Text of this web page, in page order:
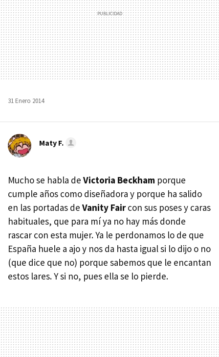
31 Enero 2014
Maty F.
Mucho se habla de Victoria Beckham porque
cumple años como diseñadora y porque ha salido
en las portadas de Vanity Faircon sus poses y caras
habituales, que para mí ya no hay más donde
rascar con esta mujer. Ya le perdonamos lo de que
España huele a ajo y nos da hasta igual si lo dijo o no
(que dice que no) porque sabemos que le encantan
estos lares. Y si no, pues ella se lo pierde.